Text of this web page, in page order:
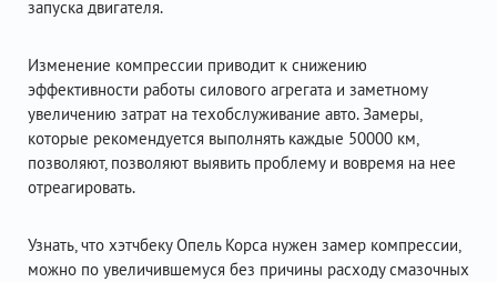
запуска двигателя.
Изменение компрессии приводит к снижению
эффективности работы силового агрегата и заметному
увеличению затрат на техобслуживание авто. Замеры,
которые рекомендуется выполнять каждые 50000 км,
позволяют, позволяют выявить проблему и вовремя на нее
отреагировать.
Узнать, что хэтчбеку Опель Корса нужен замер компрессии,
можно по увеличившемуся без причины расходу смазочных